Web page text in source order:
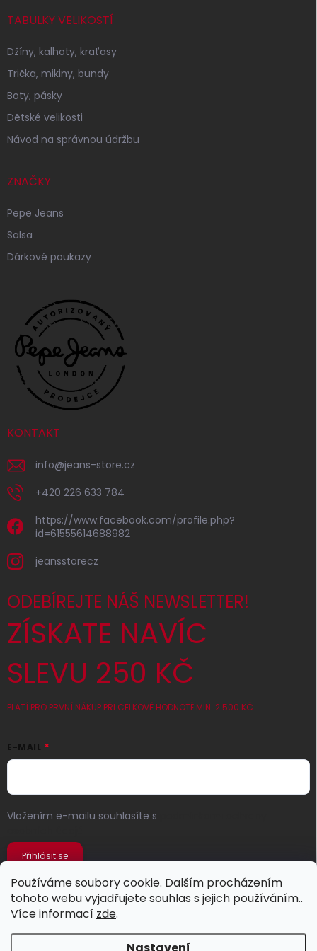
Používáme soubory cookie. Dalším procházením
tohoto webu vyjadřujete souhlas s jejich používáním..
Více informací zde.
TABULKY VELIKOSTÍ
Džíny, kalhoty, kraťasy
Trička, mikiny, bundy
Boty, pásky
Dětské velikosti
Návod na správnou údržbu
ZNAČKY
Pepe Jeans
Salsa
Dárkové poukazy
KONTAKT
info@jeans-store.cz
+420 226 633 784
https://www.facebook.com/profile.php?
id=61555614688982
jeansstorecz
ODEBÍREJTE NÁŠ NEWSLETTER!
ZÍSKATE NAVÍC
SLEVU 250 KČ
PLATÍ PRO PRVNÍ NÁKUP PŘI CELKOVÉ HODNOTĚ MIN. 2 500 KČ
E-MAIL
Vložením e-mailu souhlasíte s
Přihlásit se